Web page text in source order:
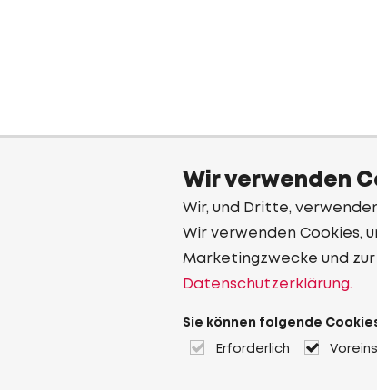
Wir verwenden
Wir, und Dritte,
Wir verwenden Cookies,
Marketingzwecke und zur
Datenschutzerklärung.
Sie können folgende
Erforderlich